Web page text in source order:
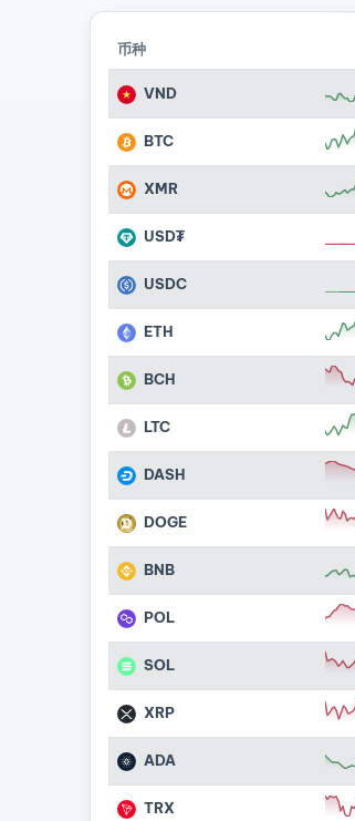
币种
VND
BTC
XMR
USD₮
USDC
ETH
BCH
LTC
DASH
DOGE
BNB
POL
SOL
XRP
ADA
TRX